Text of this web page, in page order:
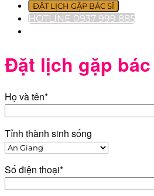
ĐẶT LỊCH GẶP BÁC SĨ
HOTLINE 0937 999 885
Đặt lịch gặp
Họ và tên*
Tỉnh thành sinh sống
Số điện thoại*